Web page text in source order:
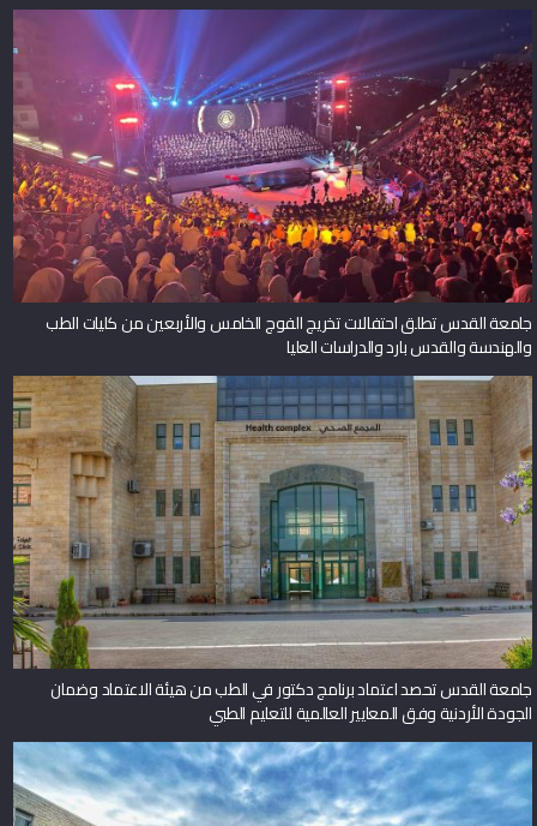
جامعة القدس تطلق احتفالات تخريج الفوج الخامس والأربعين من كليات الطب
والهندسة والقدس بارد والدراسات العليا
جامعة القدس تحصد اعتماد برنامج دكتور في الطب من هيئة الاعتماد وضمان
الجودة الأردنية وفق المعايير العالمية للتعليم الطبي